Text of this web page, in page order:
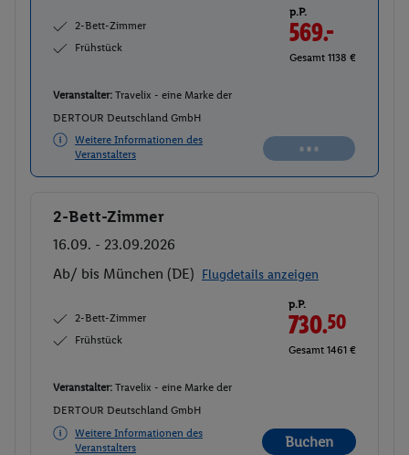
2-Bett-Zimmer
Frühstück
p.P.
569.-
Gesamt 1138 €
Veranstalter: Travelix - eine Marke der
DERTOUR Deutschland GmbH
Weitere Informationen des
Veranstalters
Buchen
2-Bett-Zimmer
16.09. - 23.09.2026
Ab/ bis München (DE) Flugdetails anzeigen
2-Bett-Zimmer
Frühstück
p.P.
730.50
Gesamt 1461 €
Veranstalter: Travelix - eine Marke der
DERTOUR Deutschland GmbH
Weitere Informationen des
Veranstalters
Buchen